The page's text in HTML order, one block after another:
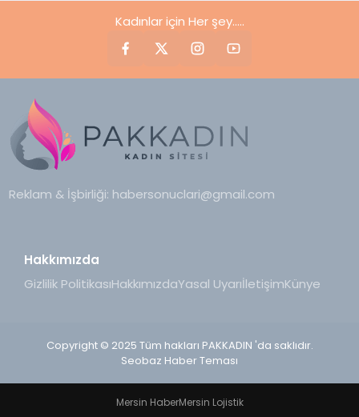
Kadınlar için Her şey.....
Reklam & İşbirliği: habersonuclari@gmail.com
Hakkımızda
Gizlilik PolitikasıHakkımızdaYasal UyarıİletişimKünye
Copyright © 2025 Tüm hakları PAKKADIN 'da saklıdır.
Seobaz Haber Teması
Mersin HaberMersin Lojistik